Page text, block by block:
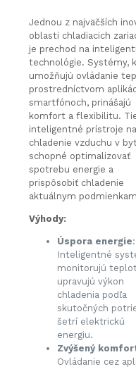
Jednou z najväčších
oblasti chladiacich
je prechod na
technológie. Systémy,
umožňujú ovládanie
prostredníctvom
smartfónoch, prinášajú
komfort a flexibilitu.
inteligentné prístroje na
chladenie vzduchu v
schopné optimalizovať
spotrebu energie a
prispôsobiť chladenie
aktuálnym
Výhody:
Úspora energie:
Inteligentné
monitorujú
upravujú výkon
chladenia podľa
skutočných
šetrí elektrickú
energiu.
Zvýšený
Ovládanie cez